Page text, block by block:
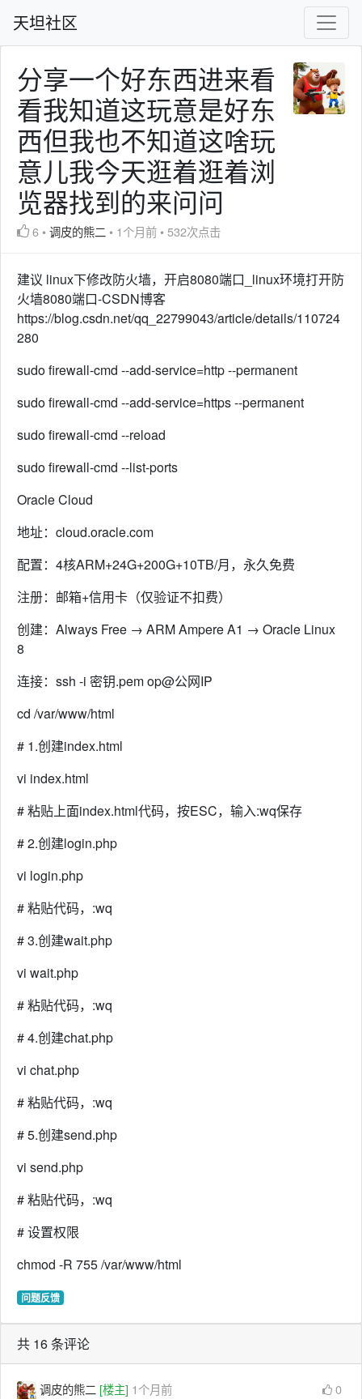
天坦社区
分享一个好东西进来看
看我知道这玩意是好东
西但我也不知道这啥玩
意儿我今天逛着逛着浏
览器找到的来问问
6 •调皮的熊二 • 1个月前 •532次点击
建议 linux下修改防火墙，开启8080端口_linux环境打开防
火墙8080端口-CSDN博客
https://blog.csdn.net/qq_22799043/article/details/110724
280
sudo firewall-cmd --add-service=http --permanent
sudo firewall-cmd --add-service=https --permanent
sudo firewall-cmd --reload
sudo firewall-cmd --list-ports
Oracle Cloud
地址：cloud.oracle.com
配置：4核ARM+24G+200G+10TB/月，永久免费
注册：邮箱+信用卡（仅验证不扣费）
创建：Always Free → ARM Ampere A1 → Oracle Linux
8
连接：ssh -i 密钥.pem op@公网IP
cd /var/www/html
# 1.创建index.html
vi index.html
# 粘贴上面index.html代码，按ESC，输入:wq保存
# 2.创建login.php
vi login.php
# 粘贴代码，:wq
# 3.创建wait.php
vi wait.php
# 粘贴代码，:wq
# 4.创建chat.php
vi chat.php
# 粘贴代码，:wq
# 5.创建send.php
vi send.php
# 粘贴代码，:wq
# 设置权限
chmod -R 755 /var/www/html
问题反馈
共 16 条评论
调皮的熊二 [楼主] 1个月前 0